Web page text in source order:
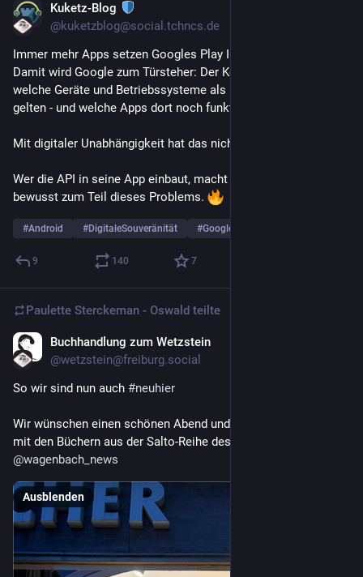
Kuketz-Blog
@kuketzblog@social.tchncs.de
Immer mehr Apps setzen Googles Play Integrity API voraus.
Damit wird Google zum Türsteher: Der Konzern entscheidet,
welche Geräte und Betriebssysteme als »vertrauenswürdig«
gelten - und welche Apps dort noch funktionieren.
Mit digitaler Unabhängigkeit hat das nicht mehr viel zu tun.
Wer die API in seine App einbaut, macht sich allerdings
bewusst zum Teil dieses Problems.
#Android #DigitaleSouveränität #Google
9 140 7
Paulette Sterckeman - Oswald teilte
Buchhandlung zum Wetzstein
@wetzstein@freiburg.social
So wir sind nun auch #neuhier
Wir wünschen einen schönen Abend und einen schönen Urlab
@wagenbach_news
Ausblenden